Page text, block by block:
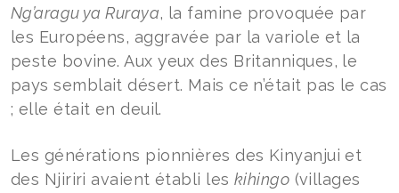
Ng’aragu ya Ruraya, la famine provoquée par
les Européens, aggravée par la variole et la
peste bovine. Aux yeux des Britanniques, le
pays semblait désert. Mais ce n’était pas le cas
; elle était en deuil.
Les générations pionnières des Kinyanjui et
des Njiriri avaient établi les kihingo (villages